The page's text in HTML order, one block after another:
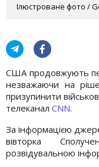
Ілюстроване фото /
США продовжують
незважаючи на
призупинити
телеканал CNN.
За інформацією
вівторка
розвідувальною